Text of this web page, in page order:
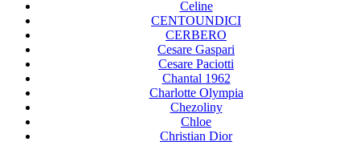
Celine
CENTOUNDICI
CERBERO
Cesare Gaspari
Cesare Paciotti
Chantal 1962
Charlotte Olympia
Chezoliny
Chloe
Christian Dior